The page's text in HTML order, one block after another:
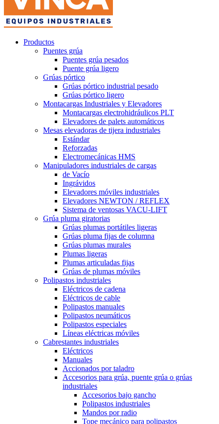
Productos
Puentes grúa
Puentes grúa pesados
Puente grúa ligero
Grúas pórtico
Grúas pórtico industrial pesado
Grúas pórtico ligero
Montacargas Industriales y Elevadores
Montacargas electrohidráulicos PLT
Elevadores de palets automáticos
Mesas elevadoras de tijera industriales
Estándar
Reforzadas
Electromecánicas HMS
Manipuladores industriales de cargas
de Vacío
Ingrávidos
Elevadores móviles industriales
Elevadores NEWTON / REFLEX
Sistema de ventosas VACU-LIFT
Grúa pluma giratorias
Grúas plumas portátiles ligeras
Grúas pluma fijas de columna
Grúas plumas murales
Plumas ligeras
Plumas articuladas fijas
Grúas de plumas móviles
Polipastos industriales
Eléctricos de cadena
Eléctricos de cable
Polipastos manuales
Polipastos neumáticos
Polipastos especiales
Líneas eléctricas móviles
Cabrestantes industriales
Eléctricos
Manuales
Accionados por taladro
Accesorios para grúa, puente grúa o grúas
industriales
Accesorios bajo gancho
Polipastos industriales
Mandos por radio
Tope mecánico para polipastos